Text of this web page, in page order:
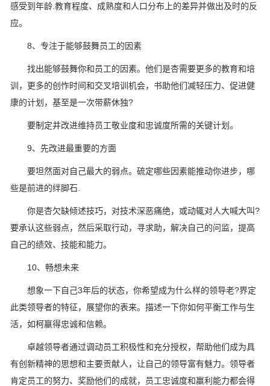
感受到年龄.教育程度、成熟度和人口分布上的差异并做出及时的反
应。
8、专注于能够鼓舞员工的因素
找出能够鼓舞你和员工的因素。他们是杏需要更多的教育和培
训，更多的创怍时间和交叉培训机会，书助他们减轻压力、促进健
康的计划，基至是一次带薪休独?
要制定并改进维持员工敬业度和忠诚度所需的关键计划。
9、先改进最重要的方面
要坦然面对自己最大的弱点。硫定哪些因素能推动你进步，哪
些是前进的绊脚石.
你是杏欠缺倾述技巧，对技术深恶痛绝，或动辄对人大喊大叫?
要承认这些弱点，然后采取行动，寻求助，解决自己的问监，提高
自己的绩效、技能和能力。
10、畅想未来
想象一下自己3年后的状态，你希望成为什么样的领导老?界定
此类领导者的特征，展望你的表来。描述一下你如何平衡工作与生
活，如柯嬴得忠诚和信赖。
卓越领导者通过调动员工积极性和充分授权，帮助他们成为具
有创新精神的思想和主要贡献人，让自己的领导富有魅力。领导者
肯定员工的努力、奖励他们的成就，员工忠诚度和羸利能力都会得